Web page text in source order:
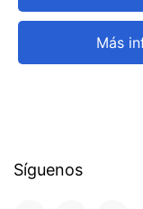
Más
Síguenos